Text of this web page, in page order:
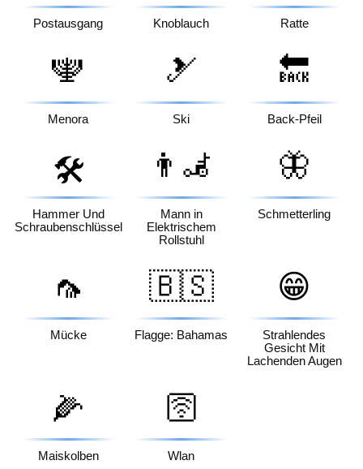
Postausgang Knoblauch Ratte
🕎
Menora
🎿
Ski
🔙
Back-Pfeil
🛠️
Hammer Und
Schraubenschlüssel
👨‍🦼
Mann in
Elektrischem
Rollstuhl
🦋
Schmetterling
🦟
Mücke
🇧🇸
Flagge: Bahamas
😁
Strahlendes
Gesicht Mit
Lachenden Augen
🌽
Maiskolben
🛜
Wlan